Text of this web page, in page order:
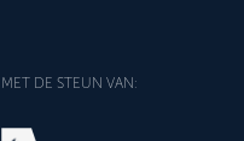
MET DE STEUN VAN: